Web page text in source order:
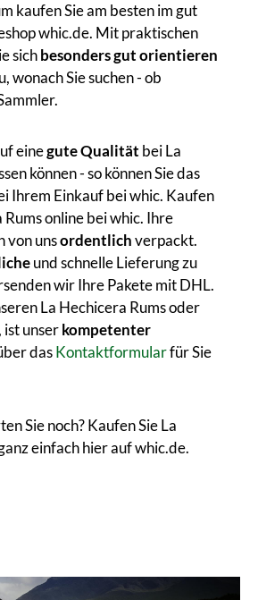
kaufen Sie am besten im gut
whic.de. Mit praktischen
sichbesonders gut orientieren
wonach Sie suchen - ob
einegute Qualität bei La
können - so können Sie das
Ihrem Einkauf bei whic. Kaufen
Rums online bei whic. Ihre
von unsordentlichverpackt.
und schnelle Lieferung zu
wir Ihre Pakete mit DHL.
La Hechicera Rums oder
unserkompetenter
dasKontaktformularfür Sie
Sie noch? Kaufen Sie La
einfach hier auf whic.de.